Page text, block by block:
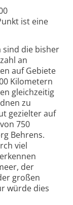
ist eine
sind die bisher
an
auf Gebiete
Kilometern
gleichzeitig
zu
gezielter auf
750
Behrens.
viel
der
großen
würde dies